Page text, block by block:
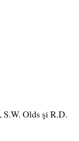
S.W. Olds şi R.D.